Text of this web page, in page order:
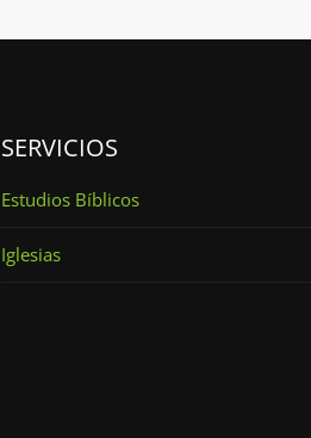
SERVICIOS
Estudios Bíblicos
Iglesias